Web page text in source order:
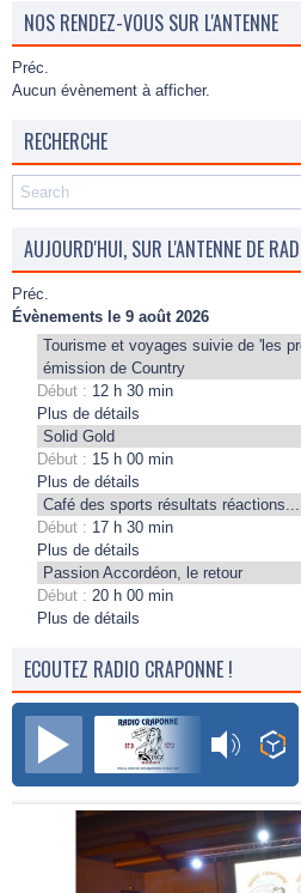
NOS RENDEZ-VOUS SUR L'ANTENNE
Préc.
Aucun évènement à afficher.
RECHERCHE
AUJOURD'HUI, SUR L'ANTENNE DE
Préc.
Évènements le 9 août 2026
Tourisme et voyages suivie de 'les
émission de Country
Début : 12 h 30 min
Plus de détails
Solid Gold
Début : 15 h 00 min
Plus de détails
Café des sports résultats
Début : 17 h 30 min
Plus de détails
Passion Accordéon, le retour
Début : 20 h 00 min
Plus de détails
ECOUTEZ RADIO CRAPONNE !
Radio Craponne FM